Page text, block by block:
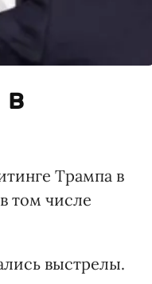
в
Трампа в
том числе
выстрелы.